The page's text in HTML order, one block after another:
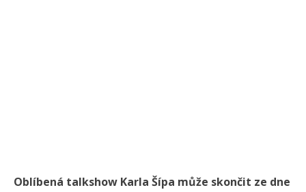
Oblíbená talkshow Karla Šípa může skončit ze dne